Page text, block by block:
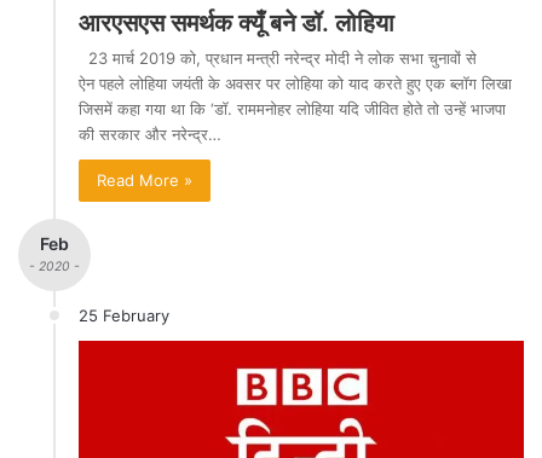
आरएसएस समर्थक क्यूँ बने डॉ. लोहिया
23 मार्च 2019 को, प्रधान मन्त्री नरेन्द्र मोदी ने लोक सभा चुनावों से
ऐन पहले लोहिया जयंती के अवसर पर लोहिया को याद करते हुए एक ब्लॉग लिखा
जिसमें कहा गया था कि ‘डॉ. राममनोहर लोहिया यदि जीवित होते तो उन्हें भाजपा
की सरकार और नरेन्द्र…
Read More »
Feb
- 2020 -
25 February